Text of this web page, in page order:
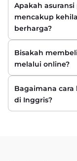
Apakah
mencakup
berharga?
Bisakah
melalui online?
Bagaimana
di Inggris?